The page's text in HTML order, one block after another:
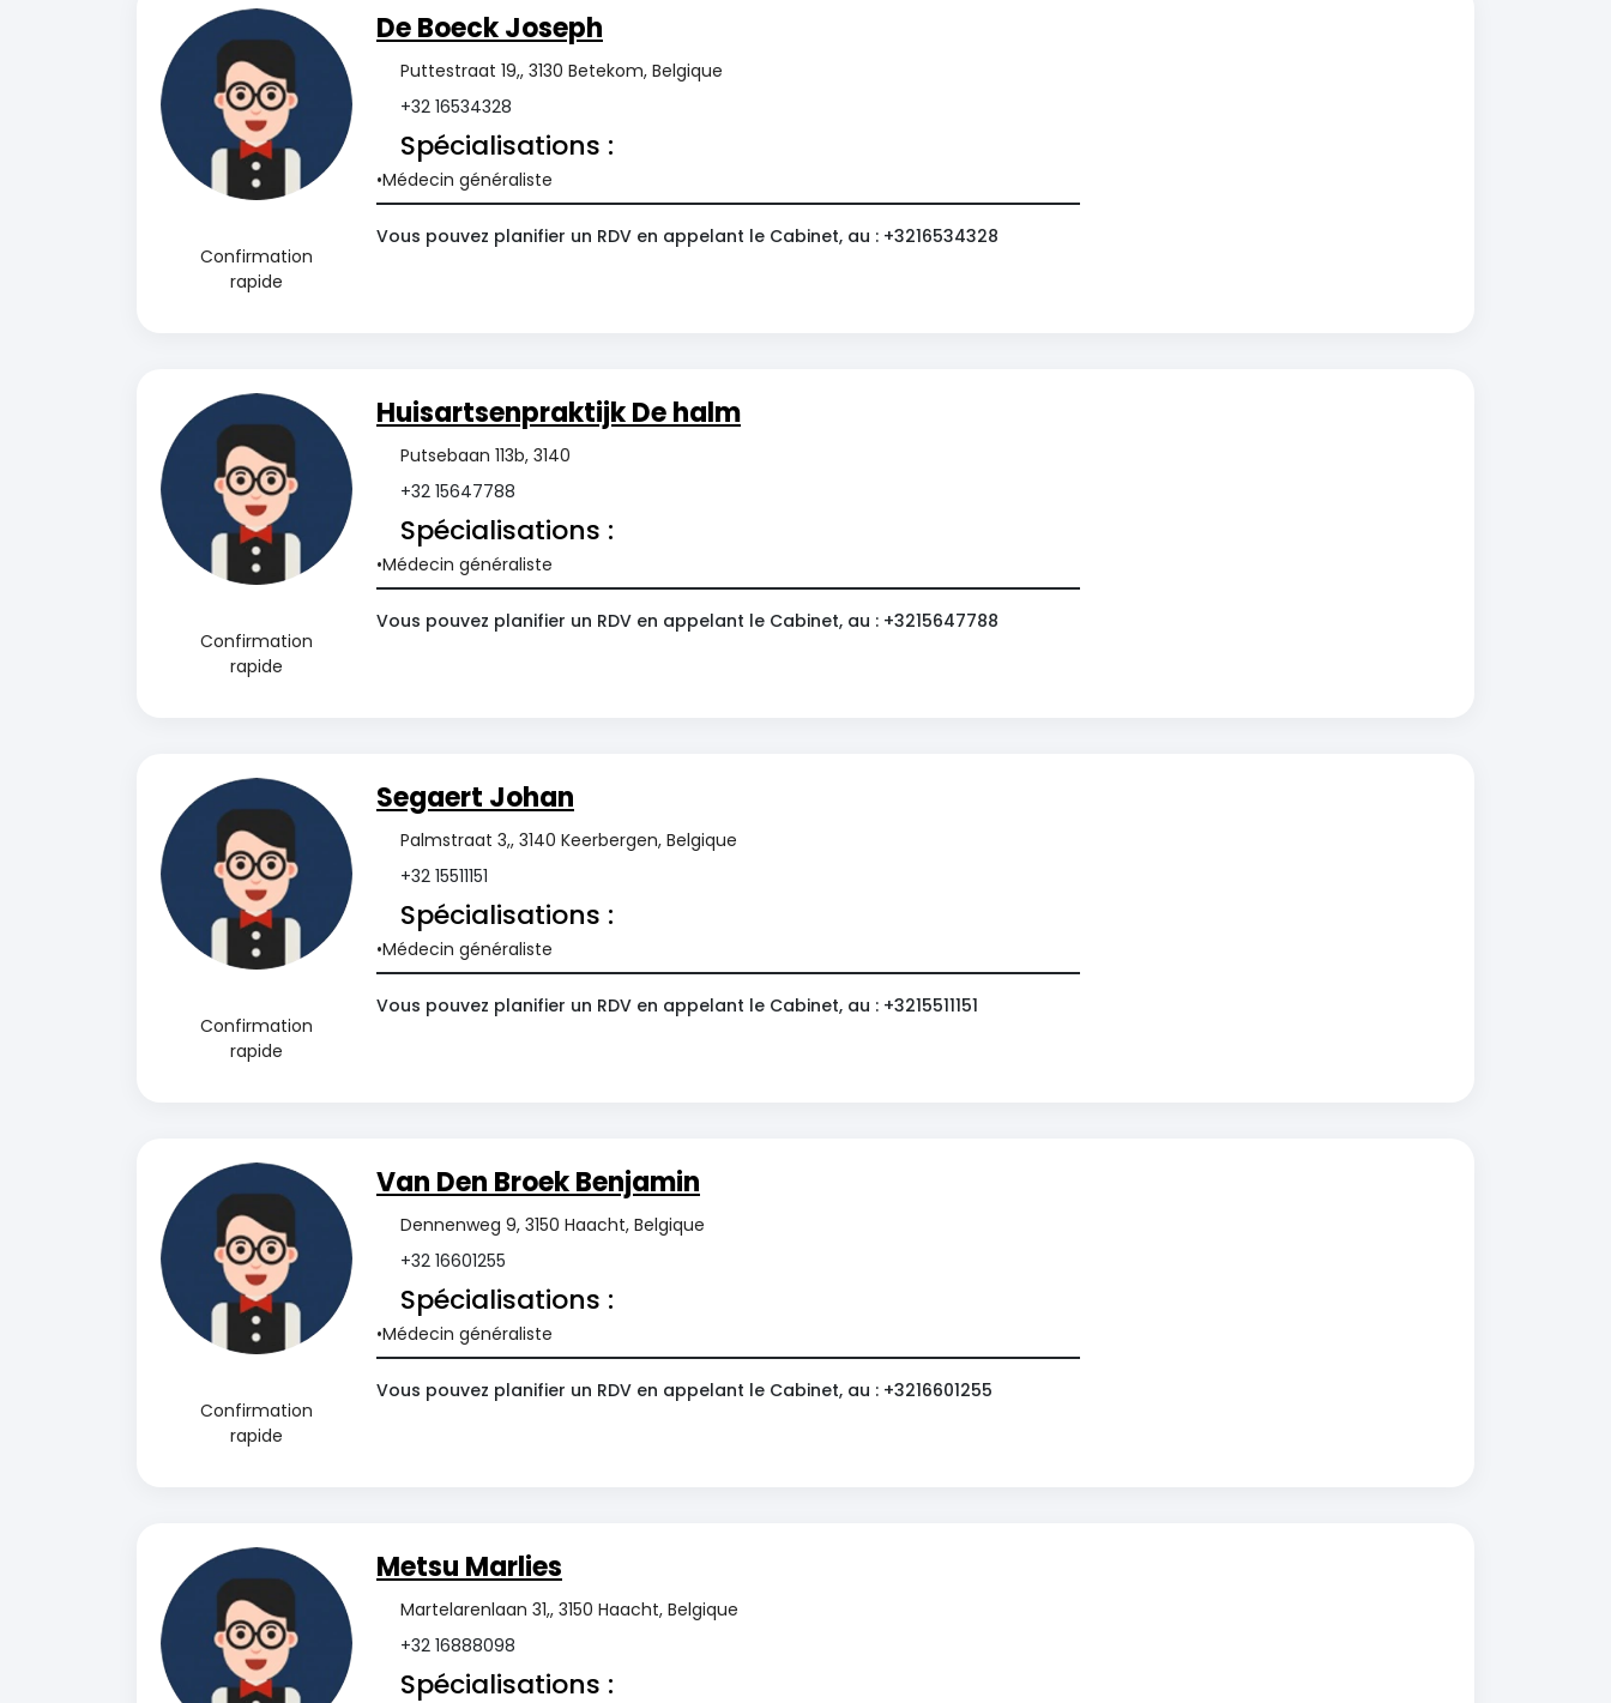
Confirmation
rapide
De Boeck Joseph
Puttestraat 19,, 3130 Betekom, Belgique
+32 16534328
Spécialisations :
Médecin généraliste
Vous pouvez planifier un RDV en appelant le Cabinet, au : +3216534328
Confirmation
rapide
Huisartsenpraktijk De halm
Putsebaan 113b, 3140
+32 15647788
Spécialisations :
Médecin généraliste
Vous pouvez planifier un RDV en appelant le Cabinet, au : +3215647788
Confirmation
rapide
Segaert Johan
Palmstraat 3,, 3140 Keerbergen, Belgique
+32 15511151
Spécialisations :
Médecin généraliste
Vous pouvez planifier un RDV en appelant le Cabinet, au : +3215511151
Confirmation
rapide
Van Den Broek Benjamin
Dennenweg 9, 3150 Haacht, Belgique
+32 16601255
Spécialisations :
Médecin généraliste
Vous pouvez planifier un RDV en appelant le Cabinet, au : +3216601255
Metsu Marlies
Martelarenlaan 31,, 3150 Haacht, Belgique
+32 16888098
Spécialisations :